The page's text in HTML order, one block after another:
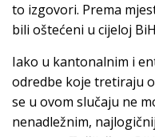
to izgovori. Prema
bili oštećeni u cijeloj
Iako u kantonalnim i
odredbe koje tretiraju
se u ovom slučaju ne
nenadležnim,